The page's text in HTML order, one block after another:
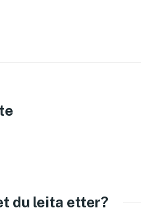
du leita etter?